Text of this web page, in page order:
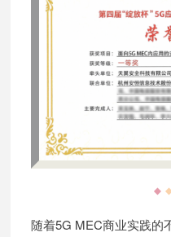
◆
随着5G MEC商业实践的